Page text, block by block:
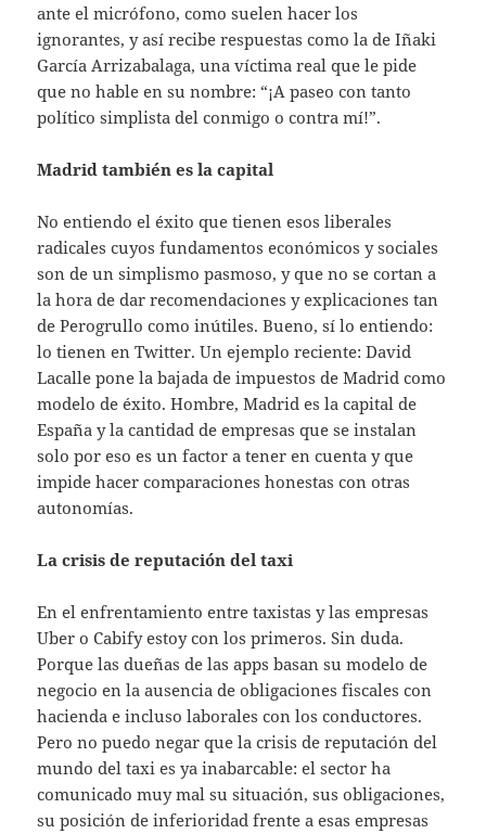
ante el micrófono, como suelen hacer los
ignorantes, y así recibe respuestas como la de Iñaki
García Arrizabalaga, una víctima real que le pide
que no hable en su nombre: “¡A paseo con tanto
político simplista del conmigo o contra mí!”.
Madrid también es la capital
No entiendo el éxito que tienen esos liberales
radicales cuyos fundamentos económicos y sociales
son de un simplismo pasmoso, y que no se cortan a
la hora de dar recomendaciones y explicaciones tan
de Perogrullo como inútiles. Bueno, sí lo entiendo:
lo tienen en Twitter. Un ejemplo reciente: David
Lacalle pone la bajada de impuestos de Madrid como
modelo de éxito. Hombre, Madrid es la capital de
España y la cantidad de empresas que se instalan
solo por eso es un factor a tener en cuenta y que
impide hacer comparaciones honestas con otras
autonomías.
La crisis de reputación del taxi
En el enfrentamiento entre taxistas y las empresas
Uber o Cabify estoy con los primeros. Sin duda.
Porque las dueñas de las apps basan su modelo de
negocio en la ausencia de obligaciones fiscales con
hacienda e incluso laborales con los conductores.
Pero no puedo negar que la crisis de reputación del
mundo del taxi es ya inabarcable: el sector ha
comunicado muy mal su situación, sus obligaciones,
su posición de inferioridad frente a esas empresas